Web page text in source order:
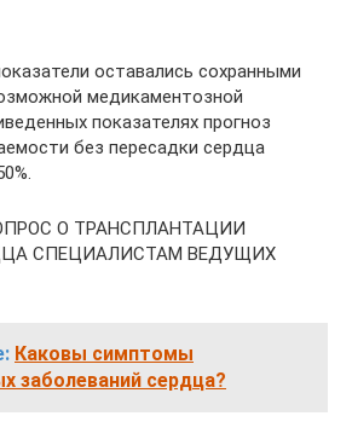
оставались сохранными
медикаментозной
показателях прогноз
без пересадки сердца
О ТРАНСПЛАНТАЦИИ
СПЕЦИАЛИСТАМ ВЕДУЩИХ
Каковы симптомы
заболеваний сердца?